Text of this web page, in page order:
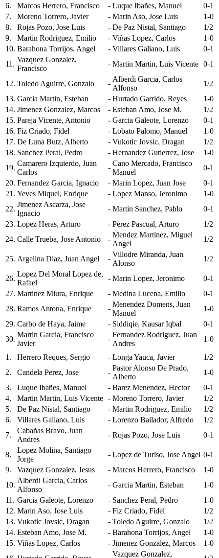
6. Marcos Herrero, Francisco - Luque Ibañes, Manuel
0-1
7.
Moreno Torrero, Javier - Marin Aso, Jose Luis
1-0
8.
Rojas Pozo, Jose Luis - De Paz Nistal, Santiago
1/2
9.
Martin Rodriguez, Emilio - Viñas Lopez, Carlos
1-0
10. Barahona Torrijos, Angel - Villares Galiano, Luis
0-1
11.
Vazquez Gonzalez,
Francisco
- Martin Martin, Luis Vicente 0-1
12. Toledo Aguirre, Gonzalo -
Alberdi Garcia, Carlos
Alfonso
1/2
13. Garcia Martin, Esteban - Hurtado Garrido, Reyes
1-0
14. Jimenez Gonzalez, Marcos - Esteban Amo, Jose M.
1/2
15. Pareja Vicente, Antonio - Garcia Galeote, Lorenzo
0-1
16. Fiz Criado, Fidel - Lobato Palomo, Manuel
1-0
17. De Luna Butz, Alberto - Vukotic Jovsic, Dragan
1/2
18. Sanchez Peral, Pedro - Hernandez Gutierrez, Jose
1-0
19.
Camarero Izquierdo, Juan
Carlos
-
Cano Mercado, Francisco
Manuel
0-1
20. Fernandez Garcia, Ignacio - Marin Lopez, Juan Jose
0-1
21. Yeves Miquel, Enrique - Lopez Manso, Jeronimo
1-0
22.
Jimenez Ascarza, Jose
Ignacio
- Martin Sanchez, Pablo
0-1
23. Lopez Heras, Arturo - Perez Pascual, Arturo
1/2
24. Calle Trueba, Jose Antonio -
Mendez Martinez, Miguel
Angel
1/2
25. Argelina Diaz, Juan Angel -
Villodre Miranda, Juan
Alonso
1/2
26.
Lopez Del Moral Lopez de,
Rafael
- Marin Lopez, Jeronimo
0-1
27. Martinez Miura, Enrique - Medina Lucena, Emilio
0-1
28. Ramos Antona, Enrique -
Menendez Domens, Juan
Manuel
1-0
29. Carbo de Haya, Jaime - Siddiqie, Kausar Iqbal
0-1
30.
Martin Garcia, Francisco
Javier
-
Fernandez Rodriguez, Juan
Andres
1-0
1. Herrero Reques, Sergio - Longa Yauca, Javier
1/2
2.
Candela Perez, Jose -
Pastor Alonso De Prado,
Alberto
1-0
3.
Luque Ibañes, Manuel - Barez Menendez, Hector
0-1
4.
Martin Martin, Luis Vicente - Moreno Torrero, Javier
1/2
5.
De Paz Nistal, Santiago - Martin Rodriguez, Emilio
1/2
6.
Villares Galiano, Luis - Lorenzo Bailador, Alfredo
1/2
7.
Cabañas Bravo, Juan
Andres
- Rojas Pozo, Jose Luis 0-1
8.
Lopez Molina, Santiago
Jorge
- Lopez de Turiso, Jose Angel 0-1
9.
Vazquez Gonzalez, Jesus - Marcos Herrero, Francisco
1-0
10.
Alberdi Garcia, Carlos
Alfonso
- Garcia Martin, Esteban
1-0
11. Garcia Galeote, Lorenzo - Sanchez Peral, Pedro
1-0
12. Marin Aso, Jose Luis - Fiz Criado, Fidel
1/2
13. Vukotic Jovsic, Dragan - Toledo Aguirre, Gonzalo
1/2
14. Esteban Amo, Jose M. - Barahona Torrijos, Angel
1-0
15. Viñas Lopez, Carlos - Jimenez Gonzalez, Marcos
1-0
Vazquez Gonzalez,